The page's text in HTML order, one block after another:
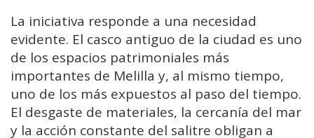
La iniciativa responde a una necesidad
evidente. El casco antiguo de la ciudad es uno
de los espacios patrimoniales más
importantes de Melilla y, al mismo tiempo,
uno de los más expuestos al paso del tiempo.
El desgaste de materiales, la cercanía del mar
y la acción constante del salitre obligan a